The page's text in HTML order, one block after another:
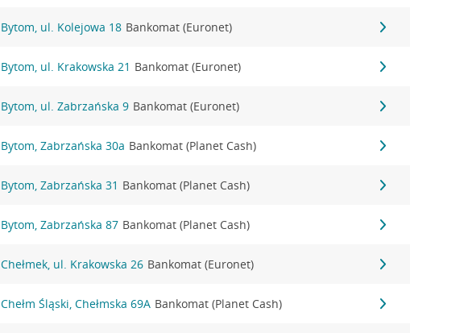
Bytom, ul. Kolejowa 18 Bankomat (Euronet)
Bytom, ul. Krakowska 21 Bankomat (Euronet)
Bytom, ul. Zabrzańska 9 Bankomat (Euronet)
Bytom, Zabrzańska 30a Bankomat (Planet Cash)
Bytom, Zabrzańska 31 Bankomat (Planet Cash)
Bytom, Zabrzańska 87 Bankomat (Planet Cash)
Chełmek, ul. Krakowska 26 Bankomat (Euronet)
Chełm Śląski, Chełmska 69A Bankomat (Planet Cash)